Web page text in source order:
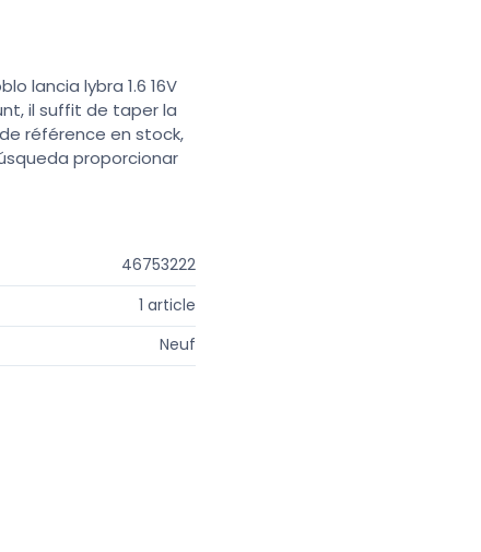
lancia lybra 1.6 16V
il suffit de taper la
référence en stock,
proporcionar
46753222
1 article
Neuf